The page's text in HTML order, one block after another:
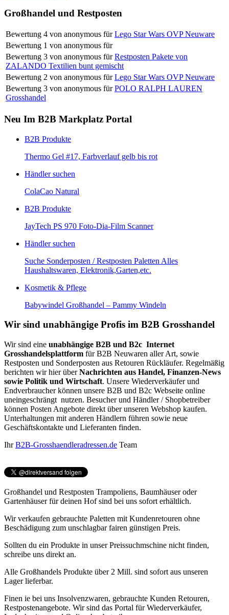
Großhandel und Restposten
Bewertung 4 von anonymous für Lego Star Wars OVP Neuware
Bewertung 1 von anonymous für
Bewertung 3 von anonymous für Restposten Pakete von
ZALANDO Textilien bunt gemischt
Bewertung 2 von anonymous für Lego Star Wars OVP Neuware
Bewertung 3 von anonymous für POLO RALPH LAUREN
Grosshandel
Neu Im B2B Markplatz Portal
B2B Produkte
Thermo Gel #17, Farbverlauf gelb bis rot
Händler suchen
ColaCao Natural
B2B Produkte
JayTech PS 970 Foto-Dia-Film Scanner
Händler suchen
Suche Sonderposten / Restposten Paletten Alles
Haushaltswaren, Elektronik,Garten,etc.
Kosmetik & Pflege
Babywindel Großhandel – Pammy Windeln
Wir sind unabhängige Profis im B2B Grosshandel
Wir sind eine unabhängige B2B und B2c Internet
Grosshandelsplattform für B2B Neuwaren aller Art, sowie
Restposten und Sonderposten aus Retouren Rückläufer. Regelmäßig
berichten wir hier überNachrichten aus Handel, Finanzen-News
sowie Politik und Wirtschaft. Unsere Wiederverkäufer und
Endverbraucher können unsere B2B und B2c Webseite online
uneingeschrängt nutzen. Besucher und Händler / Shopbetreiber
können Posten Angebote direkt über unseren Webshop kaufen.
Unterhaltungen mit anderen Händlern führen sowie neue
Geschäftskontakte und Lieferanten finden.
IhrB2B-Grosshaendleradressen.de Team
Großhandel und Restposten Trampoliens, Baumhäuser oder
Gartenhäuser für deinen Hof sind bei uns sofort erhältlich.
Wir verkaufen gebrauchte Paletten mit Kundenretouren ohne
Beschädigung zum unschlagbar fairen günstigen Preis.
Sollten du ein Produkte in unser Preissuchmschine nicht finden,
schreibe uns direkt an.
Alle Großhandels Produkte über 2 Mill. sind sofort aus unseren
Lager lieferbar.
Finen ie bei uns Insolvenzwaren, gebrauchte Kunden Retouren,
Restpostenangebote. Wir sind das Portal für Wiederverkäufer,